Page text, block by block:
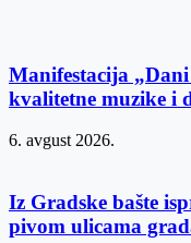
Manifestacija
kvalitetne muzike i
6. avgust 2026.
Iz Gradske bašte
pivom ulicama